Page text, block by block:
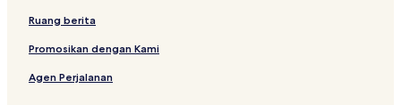
Ruang berita
Promosikan dengan Kami
Agen Perjalanan